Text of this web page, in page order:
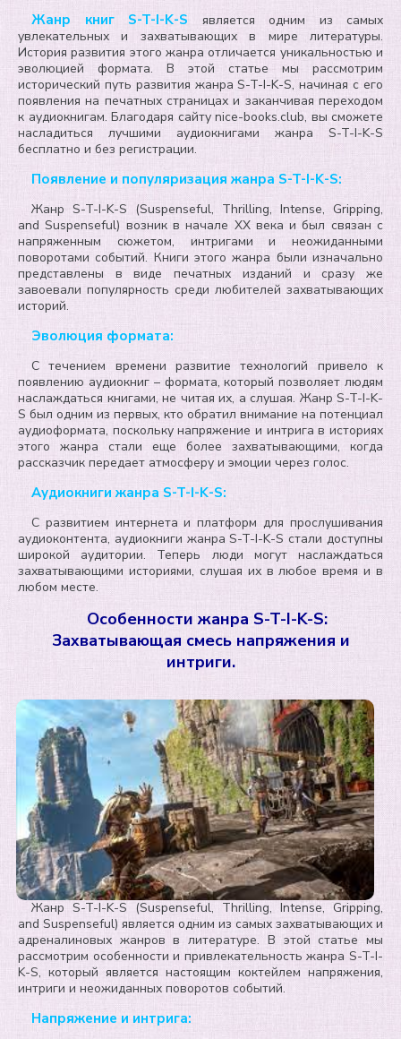
Жанр книг S-T-I-K-S является одним из самых
увлекательных и захватывающих в мире литературы.
История развития этого жанра отличается уникальностью и
эволюцией формата. В этой статье мы рассмотрим
исторический путь развития жанра S-T-I-K-S, начиная с его
появления на печатных страницах и заканчивая переходом
к аудиокнигам. Благодаря сайту nice-books.club, вы сможете
насладиться лучшими аудиокнигами жанра S-T-I-K-S
бесплатно и без регистрации.
Появление и популяризация жанра S-T-I-K-S:
Жанр S-T-I-K-S (Suspenseful, Thrilling, Intense, Gripping,
and Suspenseful) возник в начале XX века и был связан с
напряженным сюжетом, интригами и неожиданными
поворотами событий. Книги этого жанра были изначально
представлены в виде печатных изданий и сразу же
завоевали популярность среди любителей захватывающих
историй.
Эволюция формата:
С течением времени развитие технологий привело к
появлению аудиокниг – формата, который позволяет людям
наслаждаться книгами, не читая их, а слушая. Жанр S-T-I-K-
S был одним из первых, кто обратил внимание на потенциал
аудиоформата, поскольку напряжение и интрига в историях
этого жанра стали еще более захватывающими, когда
рассказчик передает атмосферу и эмоции через голос.
Аудиокниги жанра S-T-I-K-S:
С развитием интернета и платформ для прослушивания
аудиоконтента, аудиокниги жанра S-T-I-K-S стали доступны
широкой аудитории. Теперь люди могут наслаждаться
захватывающими историями, слушая их в любое время и в
любом месте.
Особенности жанра S-T-I-K-S:
Захватывающая смесь напряжения и
интриги.
Жанр S-T-I-K-S (Suspenseful, Thrilling, Intense, Gripping,
and Suspenseful) является одним из самых захватывающих и
адреналиновых жанров в литературе. В этой статье мы
рассмотрим особенности и привлекательность жанра S-T-I-
K-S, который является настоящим коктейлем напряжения,
интриги и неожиданных поворотов событий.
Напряжение и интрига: